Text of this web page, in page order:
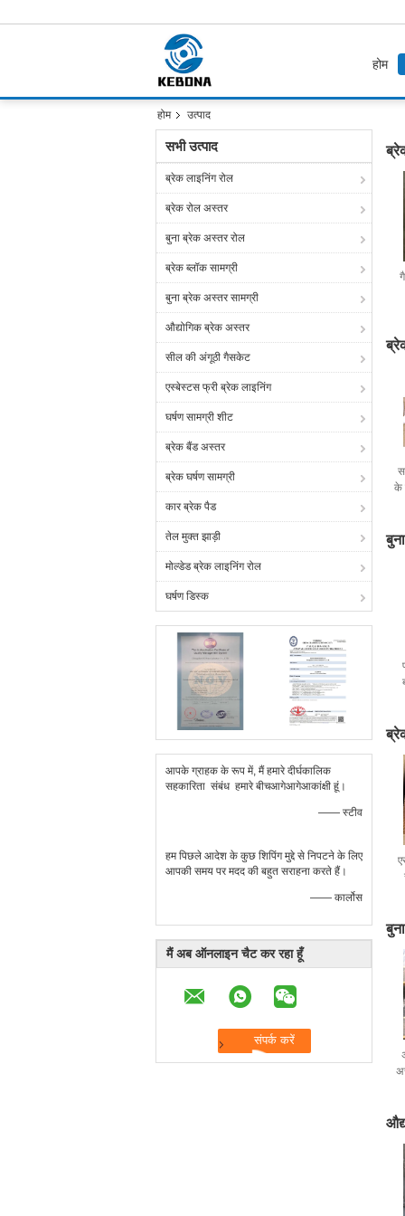
होम
होम उत्पाद
सभी उत्पाद
ब्रेक लाइनिंग रोल
ब्रेक रोल अस्तर
बुना ब्रेक अस्तर रोल
ब्रेक ब्लॉक सामग्री
बुना ब्रेक अस्तर सामग्री
औद्योगिक ब्रेक अस्तर
सील की अंगूठी गैसकेट
एस्बेस्टस फ्री ब्रेक लाइनिंग
घर्षण सामग्री शीट
ब्रेक बैंड अस्तर
ब्रेक घर्षण सामग्री
कार ब्रेक पैड
तेल मुक्त झाड़ी
मोल्डेड ब्रेक लाइनिंग रोल
घर्षण डिस्क
आपके ग्राहक के रूप में, मैं हमारे दीर्घकालिक
सहकारिता संबंध हमारे बीचआगेआगेआकांक्षी हूं।
—— स्टीव
हम पिछले आदेश के कुछ शिपिंग मुद्दे से निपटने के लिए
आपकी समय पर मदद की बहुत सराहना करते हैं।
—— कार्लोस
मैं अब ऑनलाइन चैट कर रहा हूँ
के